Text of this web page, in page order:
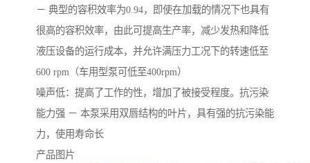
－ 典型的容积效率为0.94，即使在加载的情况下也具有
很高的容积效率，由此可提高生产率，减少发热和降低
液压设备的运行成本，并允许满压力工况下的转速低至
600 rpm（车用型泵可低至400rpm）
噪声低：提高了工作的性，增加了被接受程度。抗污染
能力强 － 本泵采用双唇结构的叶片，具有强的抗污染能
力，使用寿命长
产品图片